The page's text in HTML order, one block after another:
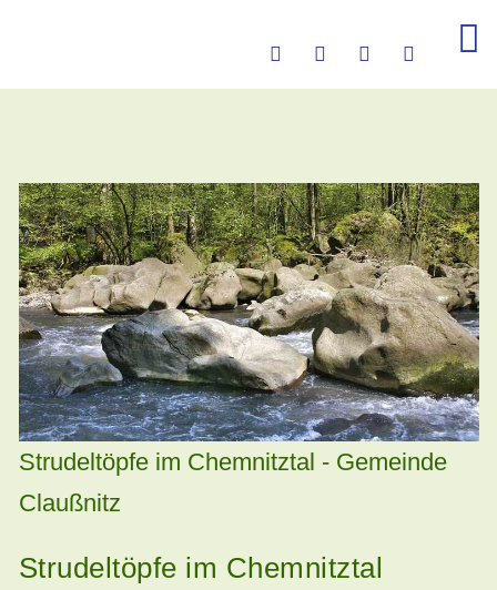
Strudeltöpfe im Chemnitztal - Gemeinde
Claußnitz
Strudeltöpfe im Chemnitztal